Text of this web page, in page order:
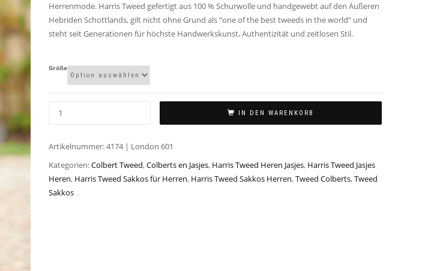
Herrenmode. Harris Tweed gefertigt aus 100 % Schurwolle und handgewebt auf den Äußeren
Hebriden Schottlands, gilt nicht ohne Grund als “one of the best tweeds in the world“ und
steht seit Generationen für höchste Handwerkskunst, Authentizität und zeitlosen Stil.
Größe
IN DEN WARENKORB
Artikelnummer:4174 | London 601
Kategorien:Colbert Tweed,Colberts en Jasjes, Harris Tweed Heren Jasjes, Harris Tweed Jasjes
Heren, Harris Tweed Sakkos für Herren, Harris Tweed Sakkos Herren,Tweed Colberts,Tweed
Sakkos